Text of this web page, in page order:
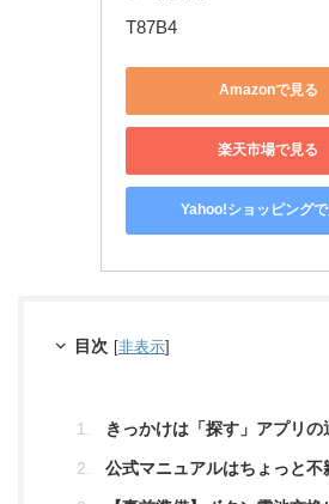
T87B4
Amazonで見る
楽天市場で見る
Yahoo!ショッピング
目次 [非表示]
きっかけは「探す」アプリの
公式マニュアルはちょっと不